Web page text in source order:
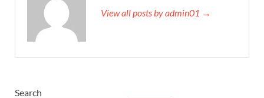
View all posts by admin01 →
Search